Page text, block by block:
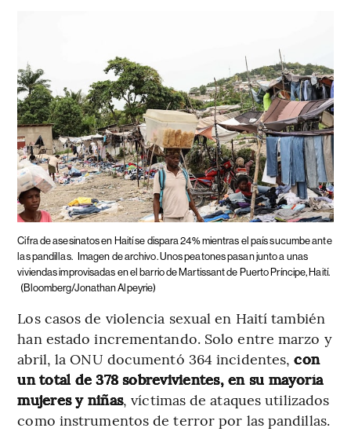
Cifra de asesinatos en Haití se dispara 24% mientras el país sucumbe ante
las pandillas. Imagen de archivo. Unos peatones pasan junto a unas
viviendas improvisadas en el barrio de Martissant de Puerto Príncipe, Haití.
(Bloomberg/Jonathan Alpeyrie)
Los casos de violencia sexual en Haití también
han estado incrementando. Solo entre marzo y
abril, la ONU documentó 364 incidentes,con
un total de 378 sobrevivientes, en su mayoría
mujeres y niñas, víctimas de ataques utilizados
como instrumentos de terror por las pandillas.